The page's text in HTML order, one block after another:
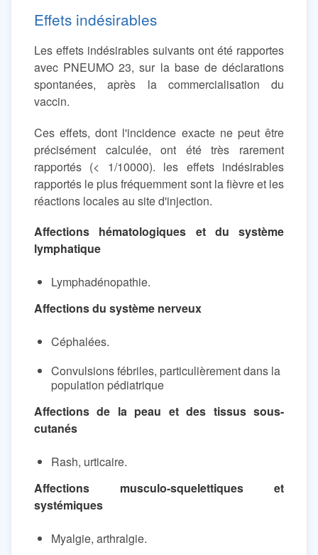
Effets indésirables
Les effets indésirables suivants ont été rapportes
avec PNEUMO 23, sur la base de déclarations
spontanées, après la commercialisation du
vaccin.
Ces effets, dont l'incidence exacte ne peut être
précisément calculée, ont été très rarement
rapportés (< 1/10000). les effets indésirables
rapportés le plus fréquemment sont la fièvre et les
réactions locales au site d'injection.
Affections hématologiques et du système
lymphatique
Lymphadénopathie.
Affections du système nerveux
Céphalées.
Convulsions fébriles, particulièrement dans la
population pédiatrique
Affections de la peau et des tissus sous-
cutanés
Rash, urticaire.
Affections musculo-squelettiques et
systémiques
Myalgie, arthralgie.